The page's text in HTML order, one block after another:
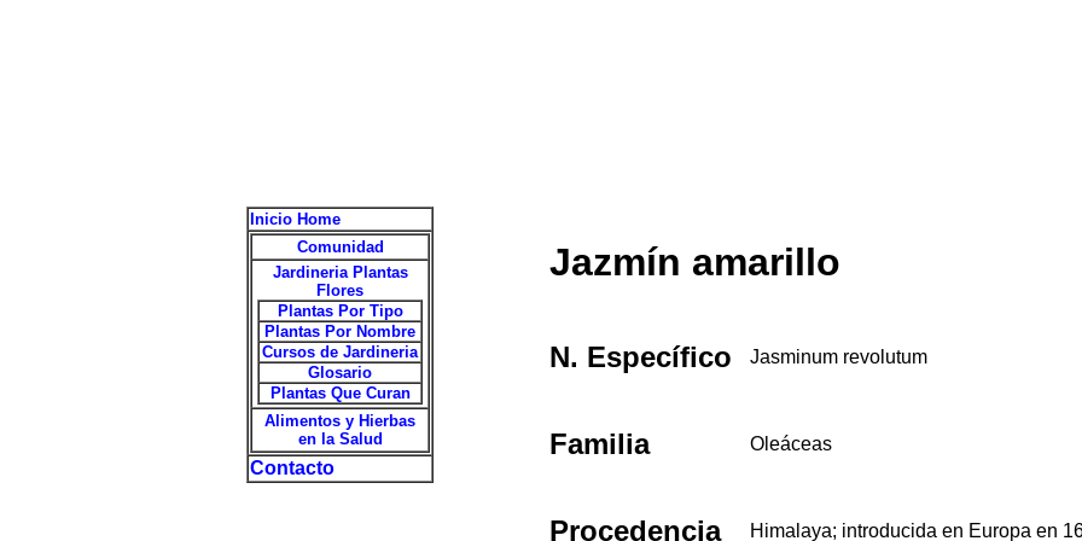
Inicio Home
Comunidad
Jardineria Plantas
Flores
Plantas Por Tipo
Plantas Por Nombre
Cursos de Jardineria
Glosario
Plantas Que Curan
Alimentos y Hierbas
en la Salud
Contacto
Jazmín amarillo
N. Específico Jasminum revolutum
Familia Oleáceas
Procedencia Himalaya; introducida en Europa en